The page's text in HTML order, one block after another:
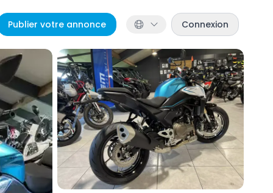
Publier votre annonce Connexion